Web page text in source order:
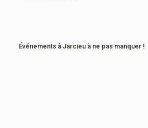
Événements à Jarcieu à ne pas manquer !